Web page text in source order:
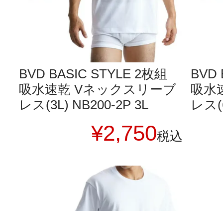
BVD BASIC STYLE 2枚組
吸水速乾 Vネックスリーブ
レス(3L) NB200-2P 3L
¥2,750税込
BVD
吸水
レス